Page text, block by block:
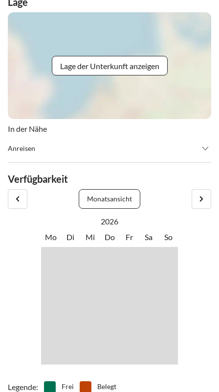
Lage der Unterkunft anzeigen
In der Nähe
Anreisen
Verfügbarkeit
Monatsansicht
2026
Mo
Di Mi Do Fr Sa So
Legende: Frei Belegt